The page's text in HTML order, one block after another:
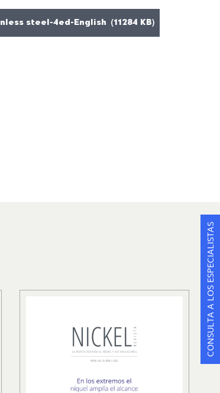
steel-4ed-English (11284 KB)
CONSULTA A LOS ESPECIALISTAS